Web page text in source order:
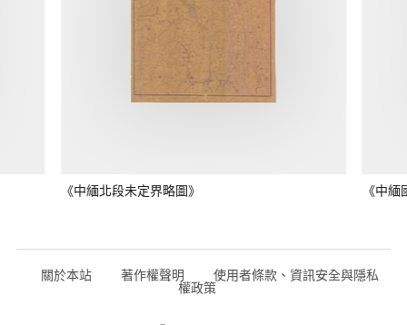
《中緬北段未定界略圖》 《中
關於本站 著作權聲明 使用者條款、資訊安全與隱私
權政策